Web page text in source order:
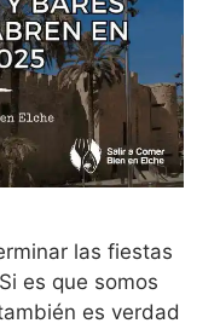
las fiestas
es que somos
es verdad